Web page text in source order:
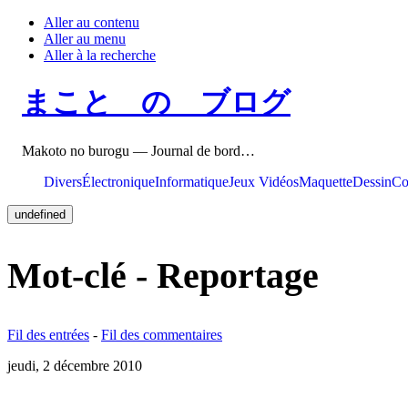
Aller au contenu
Aller au menu
Aller à la recherche
まこと の ブログ
Makoto no burogu — Journal de bord…
DiversÉlectroniqueInformatiqueJeux VidéosMaquetteDessin
undefined
Mot-clé - Reportage
Fil des entrées - Fil des commentaires
jeudi, 2 décembre 2010